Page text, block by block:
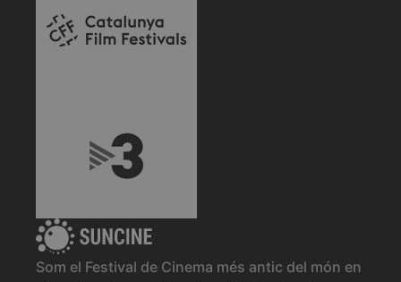
Som el Festival de Cinema més antic del món en